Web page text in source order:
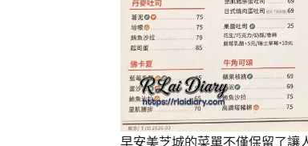
早安美芝城的菜單不僅保留了讓